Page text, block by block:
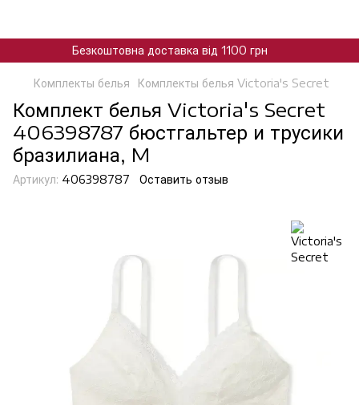
Безкоштовна доставка від 1100 грн
Комплекты белья Комплекты белья Victoria's Secret
Комплект белья Victoria's Secret
406398787 бюстгальтер и трусики
бразилиана, M
Артикул: 406398787 Оставить отзыв